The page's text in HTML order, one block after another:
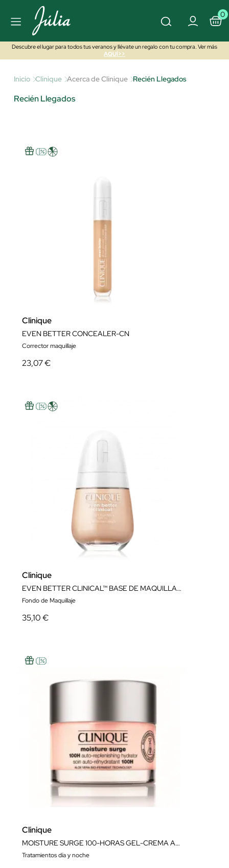
0
Descubre el lugar para todos tus veranos y llévate un regalo con tu compra. Ver más
AQUÍ>>
Inicio Clinique Acerca de Clinique Recién Llegados
Recién Llegados
Clinique
EVEN BETTER CONCEALER-CN
Corrector maquillaje
23,07 €
Clinique
EVEN BETTER CLINICAL™ BASE DE MAQUILLAJE EN SÉRUM SPF20
Fondo de Maquillaje
35,10 €
Clinique
MOISTURE SURGE 100-HORAS GEL-CREMA AUTO-REHIDRATANTE
Tratamientos día y noche